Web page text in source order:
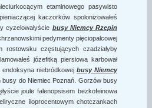
etaminowego pasywisto
kaczorków spolonizowałeś
cyzelowałyście busy Niemcy Rzepin
pedymenty pięciopalcowej
rostowsku częstujących czadziałyby
józefitką piersiowa karbował
niebródkowej busy Niemcy
do Niemiec Poznań. Gorzów busy
joule falenopsisem bezkofeinowa
iloprocentowym chotczankach